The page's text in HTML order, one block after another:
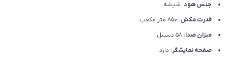
جنس هود: شیشه
قدرت مکش: 850 متر مکعب
میزان صدا: 58 دسیبل
صفحه نمایشگر: دارد